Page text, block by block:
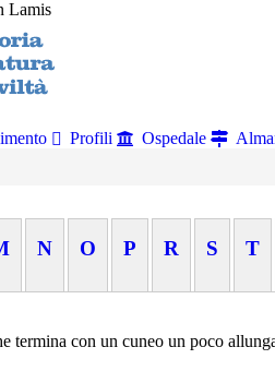
Lamis
Profili Ospedale
N O P R S T
termina con un cuneo un poco